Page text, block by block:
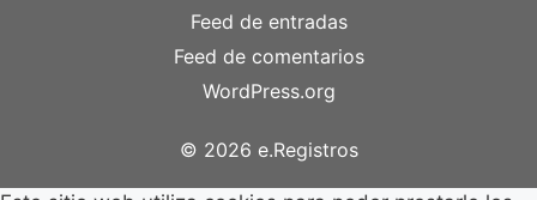
Feed de entradas
Feed de comentarios
WordPress.org
© 2026 e.Registros